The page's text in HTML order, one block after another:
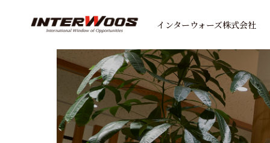
インターウォーズ株式会社